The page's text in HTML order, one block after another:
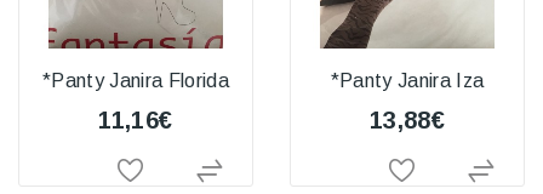
*Panty Janira Florida
11,16€
*Panty Janira Iza
13,88€